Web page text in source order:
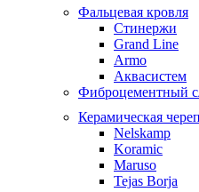
Фальцевая кровля
Стинержи
Grand Line
Armo
Аквасистем
Фиброцементный
Керамическая
Nelskamp
Koramic
Maruso
Tejas Borja